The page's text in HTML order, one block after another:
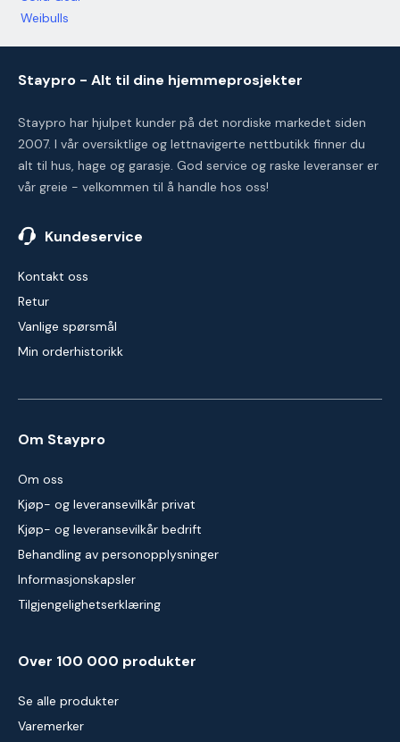
Weibulls
Staypro - Alt til dine hjemmeprosjekter
Staypro har hjulpet kunder på det nordiske markedet siden
2007. I vår oversiktlige og lettnavigerte nettbutikk finner du
alt til hus, hage og garasje. God service og raske leveranser er
vår greie - velkommen til å handle hos oss!
Kundeservice
Kontakt oss
Retur
Vanlige spørsmål
Min orderhistorikk
Om Staypro
Om oss
Kjøp- og leveransevilkår privat
Kjøp- og leveransevilkår bedrift
Behandling av personopplysninger
Informasjonskapsler
Tilgjengelighetserklæring
Over 100 000 produkter
Se alle produkter
Varemerker